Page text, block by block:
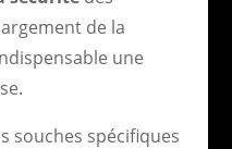
de la
une
souches spécifiques